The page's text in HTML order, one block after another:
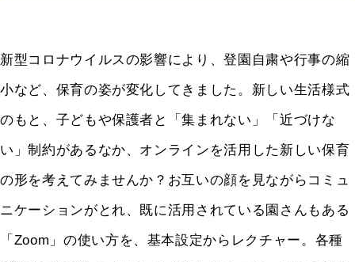
新型コロナウイルスの影響により、登園自粛や行事の縮
小など、保育の姿が変化してきました。新しい生活様式
のもと、子どもや保護者と「集まれない」「近づけな
い」制約があるなか、オンラインを活用した新しい保育
の形を考えてみませんか？お互いの顔を見ながらコミュ
ニケーションがとれ、既に活用されている園さんもある
「Zoom」の使い方を、基本設定からレクチャー。各種